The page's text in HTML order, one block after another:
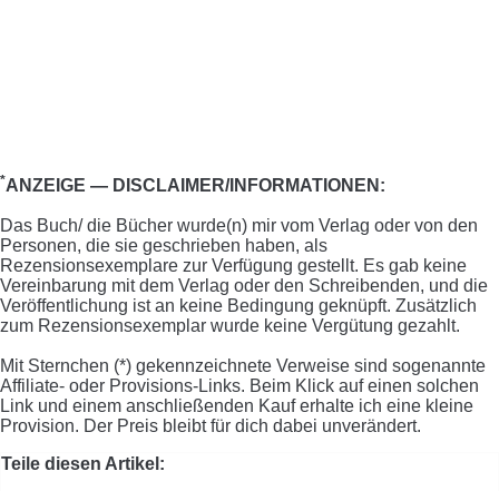
*ANZEIGE — DISCLAIMER/INFORMATIONEN:
Das Buch/ die Bücher wurde(n) mir vom Verlag oder von den
Personen, die sie geschrieben haben, als
Rezensionsexemplare zur Verfügung gestellt. Es gab keine
Vereinbarung mit dem Verlag oder den Schreibenden, und die
Veröffentlichung ist an keine Bedingung geknüpft. Zusätzlich
zum Rezensionsexemplar wurde keine Vergütung gezahlt.
Mit Sternchen (*) gekennzeichnete Verweise sind sogenannte
Affiliate- oder Provisions-Links. Beim Klick auf einen solchen
Link und einem anschließenden Kauf erhalte ich eine kleine
Provision. Der Preis bleibt für dich dabei unverändert.
Teile diesen Artikel: